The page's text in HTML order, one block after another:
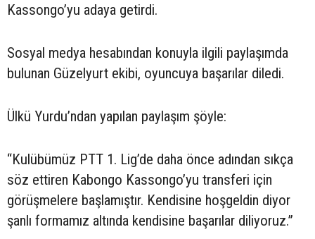
Kassongo’yu adaya getirdi.
Sosyal medya hesabından konuyla ilgili paylaşımda
bulunan Güzelyurt ekibi, oyuncuya başarılar diledi.
Ülkü Yurdu’ndan yapılan paylaşım şöyle:
“Kulübümüz PTT 1. Lig’de daha önce adından sıkça
söz ettiren Kabongo Kassongo’yu transferi için
görüşmelere başlamıştır. Kendisine hoşgeldin diyor
şanlı formamız altında kendisine başarılar diliyoruz.”